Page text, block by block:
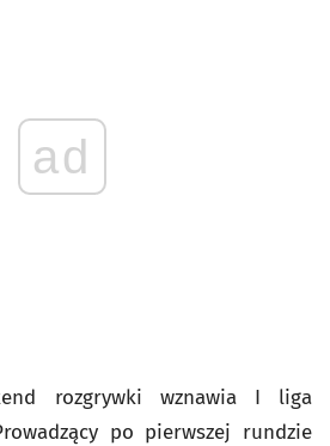
ad
rozgrywki wznawia I liga
po pierwszej rundzie